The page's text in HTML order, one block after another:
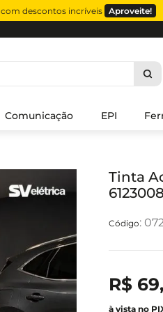
com descontos incríveis Aproveite!
Comunicação EPI
Tinta
:
R$ 69,